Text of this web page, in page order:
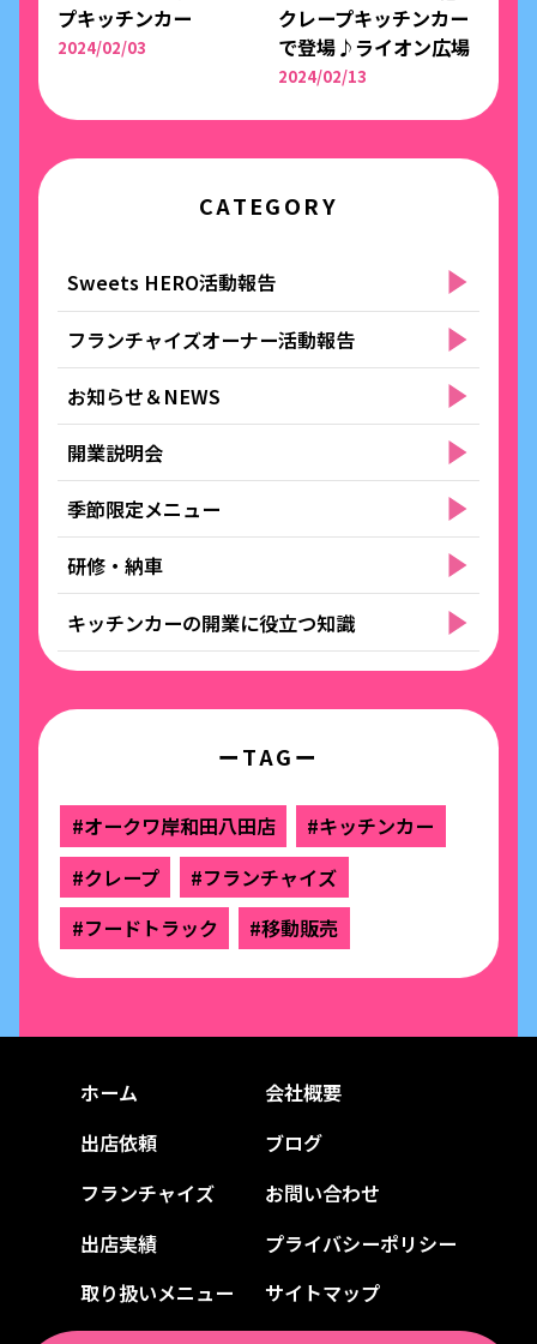
プキッチンカー
2024/02/03
クレープキッチンカー
で登場♪ライオン広場
2024/02/13
CATEGORY
Sweets HERO活動報告
フランチャイズオーナー活動報告
お知らせ＆NEWS
開業説明会
季節限定メニュー
研修・納車
キッチンカーの開業に役立つ知識
ーTAGー
#オークワ岸和田八田店
#キッチンカー
#クレープ
#フランチャイズ
#フードトラック
#移動販売
ホーム
出店依頼
フランチャイズ
出店実績
取り扱いメニュー
会社概要
ブログ
お問い合わせ
プライバシーポリシー
サイトマップ